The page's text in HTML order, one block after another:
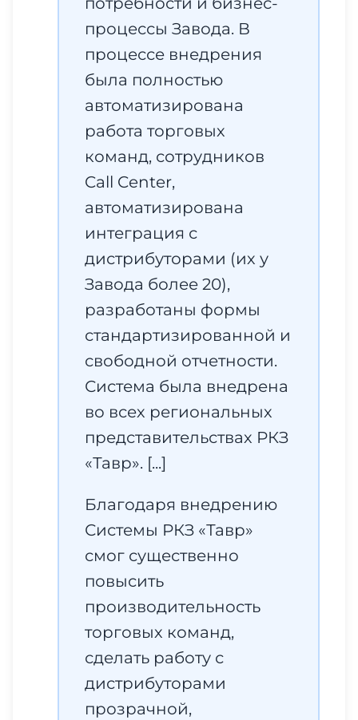
процессы Завода. В
процессе внедрения
была полностью
автоматизирована
работа торговых
команд, сотрудников
Call Center,
автоматизирована
интеграция с
дистрибуторами (их у
Завода более 20),
разработаны формы
стандартизированной и
свободной отчетности.
Система была внедрена
во всех региональных
представительствах РКЗ
«Тавр». [...]
Благодаря внедрению
Системы РКЗ «Тавр»
смог существенно
повысить
производительность
торговых команд,
сделать работу с
дистрибуторами
прозрачной,